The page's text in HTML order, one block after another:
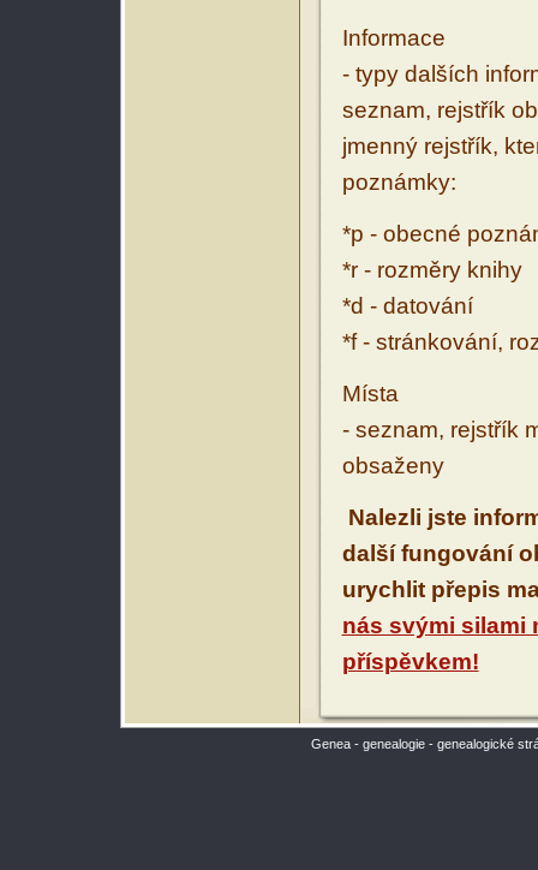
Informace
- typy dalších
seznam, rejstřík
jmenný rejstřík,
poznámky:
*p - obecné
*r - rozměry knihy
*d - datování
*f - stránkování,
Místa
- seznam, rejstřík
obsaženy
Nalezli jste
další fungování
urychlit přepis
nás svými silami
příspěvkem!
Genea - genealogie - genealogické